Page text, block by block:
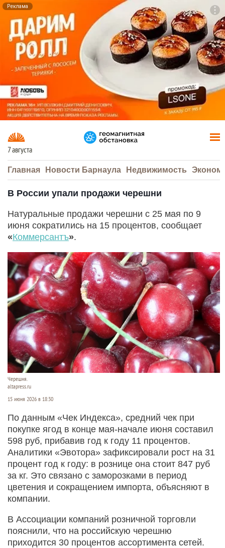
Реклама
7 августа
Главная Новости Барнаула Недвижимость
В России упали продажи черешни
Натуральные продажи черешни с 25 мая по 9
июня сократились на 15 процентов, сообщает
«Коммерсантъ».
Черешня.
altapress.ru
15 июня 2026 в 18:30
По данным «Чек Индекса», средний чек при
покупке ягод в конце мая-начале июня составил
598 руб, прибавив год к году 11 процентов.
Аналитики «Эвотора» зафиксировали рост на 31
процент год к году: в рознице она стоит 847 руб
за кг. Это связано с заморозками в период
цветения и сокращением импорта, объясняют в
компании.
В Ассоциации компаний розничной торговли
пояснили, что на российскую черешню
приходится 30 процентов ассортимента сетей.